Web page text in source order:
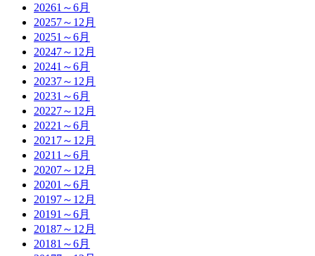
20261～6月
20257～12月
20251～6月
20247～12月
20241～6月
20237～12月
20231～6月
20227～12月
20221～6月
2021 7～12月
2021 1～6月
20207～12月
20201～6月
20197～12月
20191～6月
20187～12月
20181～6月